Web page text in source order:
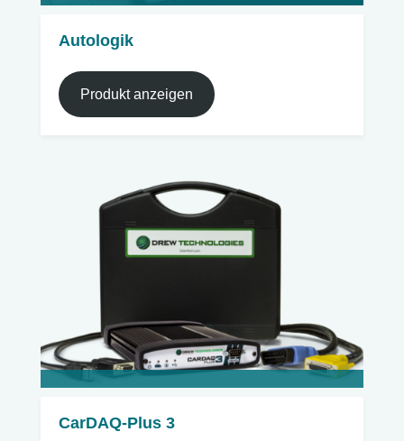
Autologik
Produkt anzeigen
CarDAQ-Plus 3